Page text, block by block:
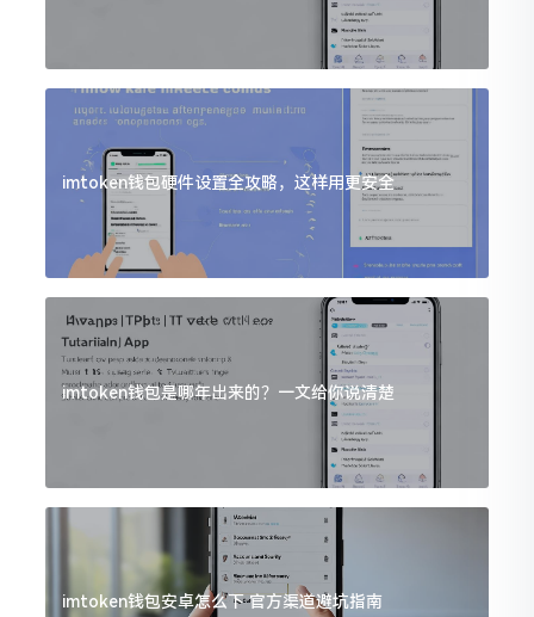
imtoken钱包硬件设置全攻略，这样用更安全
imtoken钱包是哪年出来的？一文给你说清楚
imtoken钱包安卓怎么下 官方渠道避坑指南